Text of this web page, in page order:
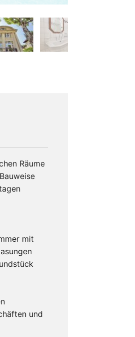
Räume
mit
und